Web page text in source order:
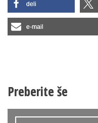
deli
e-mail
Preberite še